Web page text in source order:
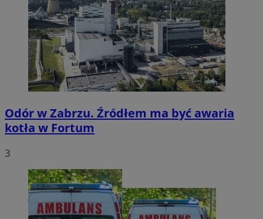
Odór w Zabrzu. Źródłem ma być awaria
kotła w Fortum
3